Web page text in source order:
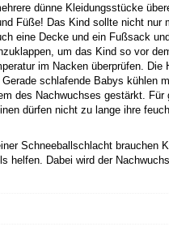
dünne Kleidungsstücke
Füße! Das Kind sollte nicht nur
eine Decke und ein Fußsack
um das Kind so vor
im Nacken überprüfen.
schlafende Babys kühlen
des Nachwuchses gestärkt.
dürfen nicht zu lange ihre
Schneeballschlacht brauchen
Dabei wird der